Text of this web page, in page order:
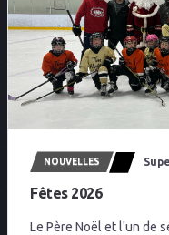
NOUVELLES
Fêtes 2026
Le Père Noël et l'un de